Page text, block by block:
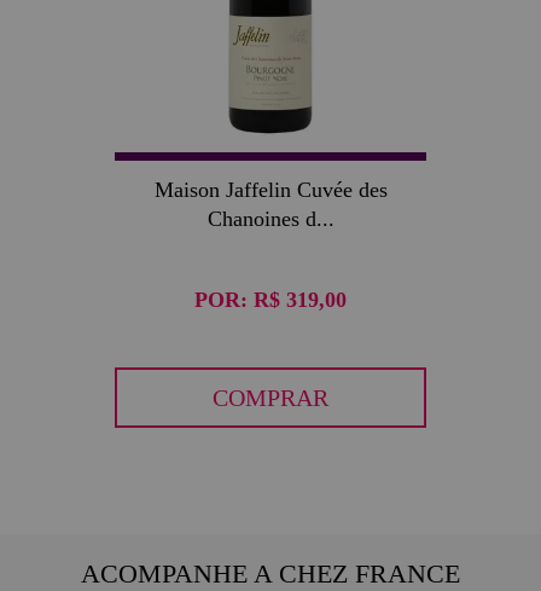
Maison Jaffelin Cuvée des
Chanoines d...
POR: R$ 319,00
COMPRAR
ACOMPANHE A CHEZ FRANCE